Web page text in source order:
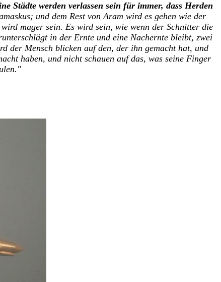
Städte werden verlassen sein für immer, dass Herden
und dem Rest von Aram wird es gehen wie der
mager sein. Es wird sein, wie wenn der Schnitter die
in der Ernte und eine Nachernte bleibt, zwei
der Mensch blicken auf den, der ihn gemacht hat, und
haben, und nicht schauen auf das, was seine Finger